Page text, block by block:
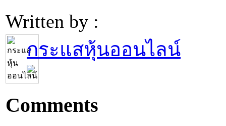
Written by :
กระแสหุ้นออนไลน์
Comments